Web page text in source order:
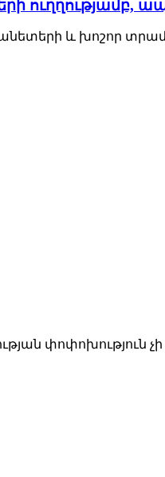
ուղղությամբ,
և խոշոր
փոփոխություն